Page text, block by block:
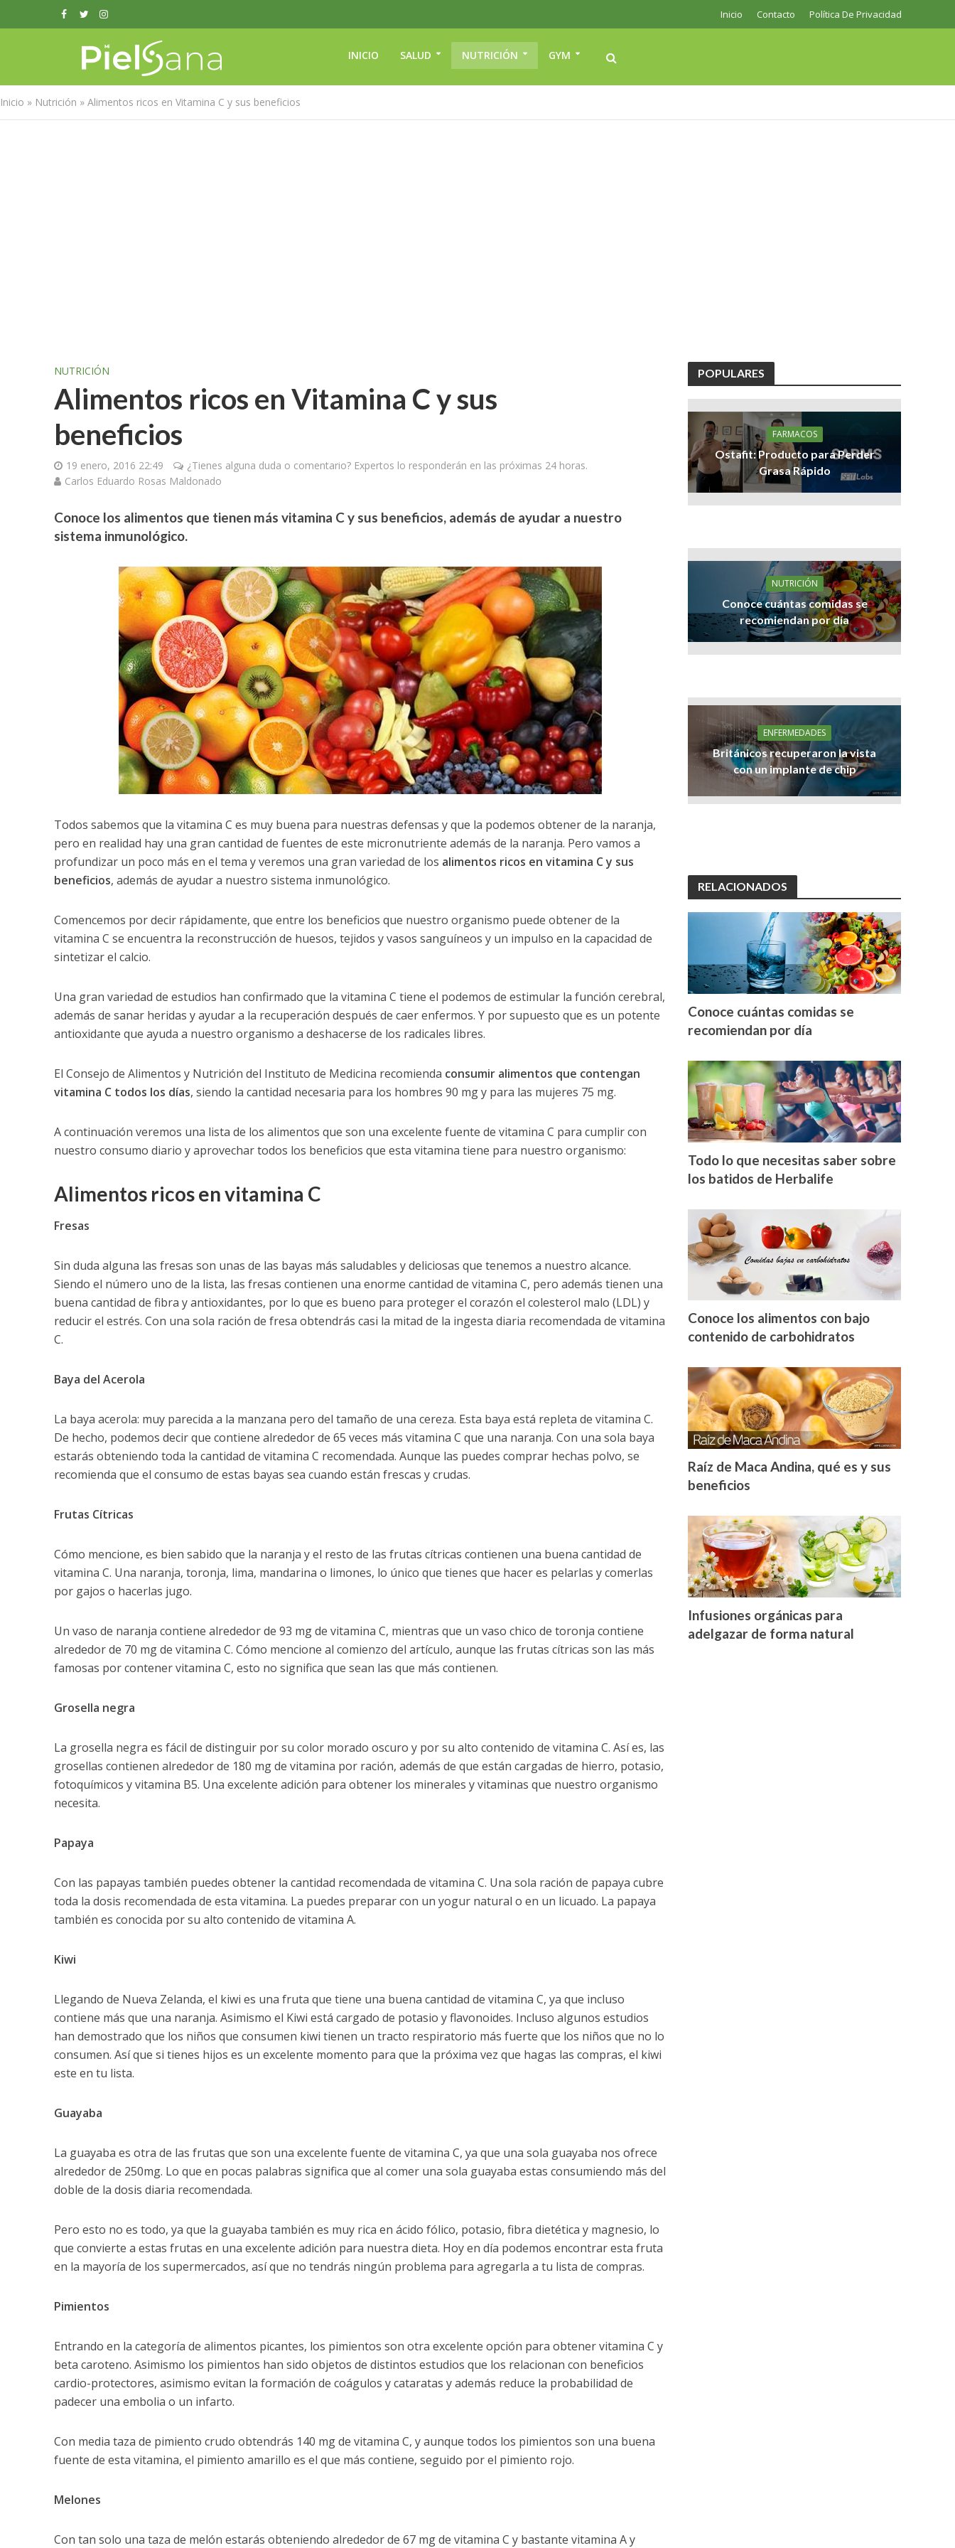
Inicio Contacto Política De Privacidad
INICIO SALUD NUTRICIÓN GYM
Inicio » Nutrición » Alimentos ricos en Vitamina C y sus beneficios
NUTRICIÓN
Alimentos ricos en Vitamina C y sus
beneficios
19 enero, 2016 22:49
¿Tienes alguna duda o comentario? Expertos lo responderán en las próximas 24 horas.
Carlos Eduardo Rosas Maldonado
Conoce los alimentos que tienen más vitamina C y sus beneficios, además de ayudar a nuestro
sistema inmunológico.
Todos sabemos que la vitamina C es muy buena para nuestras defensas y que la podemos obtener de la naranja,
pero en realidad hay una gran cantidad de fuentes de este micronutriente además de la naranja. Pero vamos a
profundizar un poco más en el tema y veremos una gran variedad de los alimentos ricos en vitamina C y sus
beneficios, además de ayudar a nuestro sistema inmunológico.
Comencemos por decir rápidamente, que entre los beneficios que nuestro organismo puede obtener de la
vitamina C se encuentra la reconstrucción de huesos, tejidos y vasos sanguíneos y un impulso en la capacidad de
sintetizar el calcio.
Una gran variedad de estudios han confirmado que la vitamina C tiene el podemos de estimular la función cerebral,
además de sanar heridas y ayudar a la recuperación después de caer enfermos. Y por supuesto que es un potente
antioxidante que ayuda a nuestro organismo a deshacerse de los radicales libres.
El Consejo de Alimentos y Nutrición del Instituto de Medicina recomienda consumir alimentos que contengan
vitamina C todos los días, siendo la cantidad necesaria para los hombres 90 mg y para las mujeres 75 mg.
A continuación veremos una lista de los alimentos que son una excelente fuente de vitamina C para cumplir con
nuestro consumo diario y aprovechar todos los beneficios que esta vitamina tiene para nuestro organismo:
Alimentos ricos en vitamina C
Fresas
Sin duda alguna las fresas son unas de las bayas más saludables y deliciosas que tenemos a nuestro alcance.
Siendo el número uno de la lista, las fresas contienen una enorme cantidad de vitamina C, pero además tienen una
buena cantidad de fibra y antioxidantes, por lo que es bueno para proteger el corazón el colesterol malo (LDL) y
reducir el estrés. Con una sola ración de fresa obtendrás casi la mitad de la ingesta diaria recomendada de vitamina
C.
Baya del Acerola
La baya acerola: muy parecida a la manzana pero del tamaño de una cereza. Esta baya está repleta de vitamina C.
De hecho, podemos decir que contiene alrededor de 65 veces más vitamina C que una naranja. Con una sola baya
estarás obteniendo toda la cantidad de vitamina C recomendada. Aunque las puedes comprar hechas polvo, se
recomienda que el consumo de estas bayas sea cuando están frescas y crudas.
Frutas Cítricas
Cómo mencione, es bien sabido que la naranja y el resto de las frutas cítricas contienen una buena cantidad de
vitamina C. Una naranja, toronja, lima, mandarina o limones, lo único que tienes que hacer es pelarlas y comerlas
por gajos o hacerlas jugo.
Un vaso de naranja contiene alrededor de 93 mg de vitamina C, mientras que un vaso chico de toronja contiene
alrededor de 70 mg de vitamina C. Cómo mencione al comienzo del artículo, aunque las frutas cítricas son las más
famosas por contener vitamina C, esto no significa que sean las que más contienen.
Grosella negra
La grosella negra es fácil de distinguir por su color morado oscuro y por su alto contenido de vitamina C. Así es, las
grosellas contienen alrededor de 180 mg de vitamina por ración, además de que están cargadas de hierro, potasio,
fotoquímicos y vitamina B5. Una excelente adición para obtener los minerales y vitaminas que nuestro organismo
necesita.
Papaya
Con las papayas también puedes obtener la cantidad recomendada de vitamina C. Una sola ración de papaya cubre
toda la dosis recomendada de esta vitamina. La puedes preparar con un yogur natural o en un licuado. La papaya
también es conocida por su alto contenido de vitamina A.
Kiwi
Llegando de Nueva Zelanda, el kiwi es una fruta que tiene una buena cantidad de vitamina C, ya que incluso
contiene más que una naranja. Asimismo el Kiwi está cargado de potasio y flavonoides. Incluso algunos estudios
han demostrado que los niños que consumen kiwi tienen un tracto respiratorio más fuerte que los niños que no lo
consumen. Así que si tienes hijos es un excelente momento para que la próxima vez que hagas las compras, el kiwi
este en tu lista.
Guayaba
La guayaba es otra de las frutas que son una excelente fuente de vitamina C, ya que una sola guayaba nos ofrece
alrededor de 250mg. Lo que en pocas palabras significa que al comer una sola guayaba estas consumiendo más del
doble de la dosis diaria recomendada.
Pero esto no es todo, ya que la guayaba también es muy rica en ácido fólico, potasio, fibra dietética y magnesio, lo
que convierte a estas frutas en una excelente adición para nuestra dieta. Hoy en día podemos encontrar esta fruta
en la mayoría de los supermercados, así que no tendrás ningún problema para agregarla a tu lista de compras.
Pimientos
Entrando en la categoría de alimentos picantes, los pimientos son otra excelente opción para obtener vitamina C y
beta caroteno. Asimismo los pimientos han sido objetos de distintos estudios que los relacionan con beneficios
cardio-protectores, asimismo evitan la formación de coágulos y cataratas y además reduce la probabilidad de
padecer una embolia o un infarto.
Con media taza de pimiento crudo obtendrás 140 mg de vitamina C, y aunque todos los pimientos son una buena
fuente de esta vitamina, el pimiento amarillo es el que más contiene, seguido por el pimiento rojo.
Melones
Con tan solo una taza de melón estarás obteniendo alrededor de 67 mg de vitamina C y bastante vitamina A y
POPULARES
FARMACOS
Ostafit: Producto para Perder
Grasa Rápido
NUTRICIÓN
Conoce cuántas comidas se
recomiendan por día
ENFERMEDADES
Británicos recuperaron la vista
con un implante de chip
RELACIONADOS
Conoce cuántas comidas se
recomiendan por día
Todo lo que necesitas saber sobre
los batidos de Herbalife
Conoce los alimentos con bajo
contenido de carbohidratos
Raíz de Maca Andina, qué es y sus
beneficios
Infusiones orgánicas para
adelgazar de forma natural